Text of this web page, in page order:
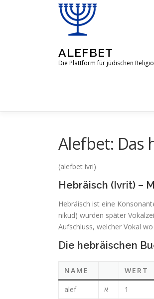
ALEFBET
Die Plattform für jüdischen
Alefbet: Das
(alefbet ivri)
Hebräisch (Ivrit) –
Hebräisch ist eine
nikud) wurden später
Aufschluss, welcher Vokal
Die hebräischen
NAME WERT
alef
א 1